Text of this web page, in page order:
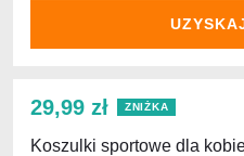
29,99 zł ZNIŻKA
Koszulki sportowe dla